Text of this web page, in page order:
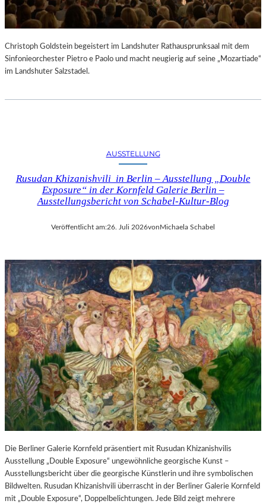
Christoph Goldstein begeistert im Landshuter Rathausprunksaal mit dem
Sinfonieorchester Pietro e Paolo und macht neugierig auf seine „Mozartiade“
im Landshuter Salzstadel.
AUSSTELLUNG
Rusudan Khizanishvili in Berlin – Ausstellung „Double
Exposure“ in der Kornfeld Galerie Berlin –
Ausstellungsbericht von Schabel-Kultur-Blog
Veröffentlicht am:26. Juli 2026von Michaela Schabel
Die Berliner Galerie Kornfeld präsentiert mit Rusudan Khizanishvilis
Ausstellung „Double Exposure“ ungewöhnliche georgische Kunst –
Ausstellungsbericht über die georgische Künstlerin und ihre symbolischen
Bildwelten. Rusudan Khizanishvili überrascht in der Berliner Galerie Kornfeld
mit „Double Exposure“, Doppelbelichtungen. Jede Bild zeigt mehrere